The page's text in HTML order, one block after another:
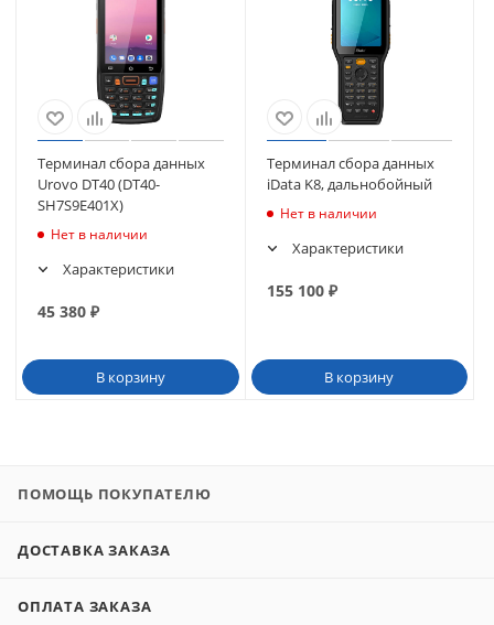
Терминал сбора данных
Urovo DT40 (DT40-
SH7S9E401X)
Нет в наличии
Характеристики
45 380 ₽
В корзину
Терминал сбора данных
iData K8, дальнобойный
Нет в наличии
Характеристики
155 100₽
В корзину
ПОМОЩЬ ПОКУПАТЕЛЮ
ДОСТАВКА ЗАКАЗА
ОПЛАТА ЗАКАЗА